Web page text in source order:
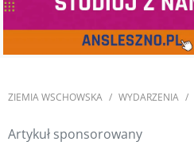
ZIEMIA WSCHOWSKA WYDARZENIA
Artykuł sponsorowany